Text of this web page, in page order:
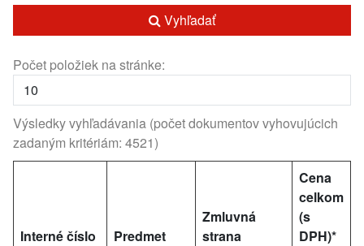
Vyhľadať
Počet položiek na stránke:
Výsledky vyhľadávania (počet dokumentov vyhovujúcich
zadaným kritériám: 4521)
Interné číslo Predmet
Zmluvná
strana
Cena
celkom
(s
DPH)*